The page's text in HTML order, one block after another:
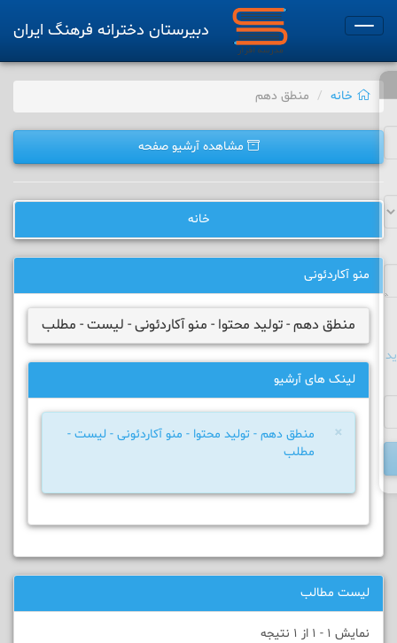
Toggle
دبیرستان دخترانه فرهنگ ایران
خانه منطق دهم
مشاهده آرشیو صفحه
خانه
منو آکاردئونی
منطق دهم - تولید محتوا - منو آکاردئونی - لیست - مطلب
لینک های آرشیو
×
منطق دهم - تولید محتوا - منو آکاردئونی - لیست -
مطلب
لیست مطالب
نمایش 1 - 1 از 1 نتیجه